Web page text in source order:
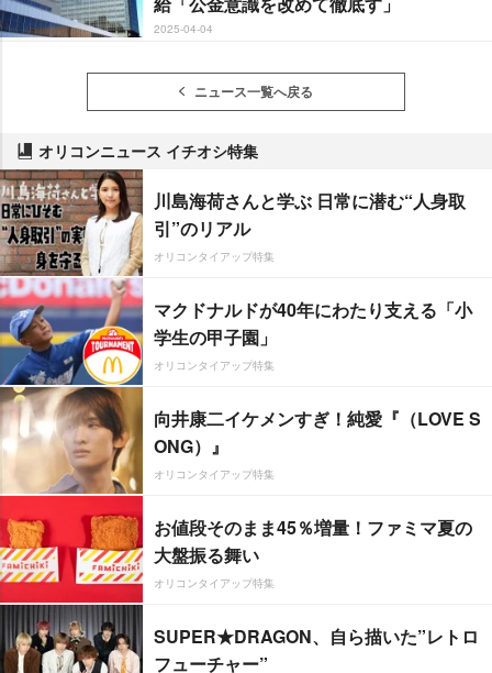
2025-04-04
ニュース一覧へ戻る
オリコンニュース イチオシ特集
川島海荷さんと学ぶ 日常に潜む“人身取
引”のリアル
オリコンタイアップ特集
マクドナルドが40年にわたり支える「小
学生の甲子園」
オリコンタイアップ特集
向井康二イケメンすぎ！純愛『（LOVE S
ONG）』
オリコンタイアップ特集
お値段そのまま45％増量！ファミマ夏の
大盤振る舞い
オリコンタイアップ特集
SUPER★DRAGON、自ら描いた”レトロ
フューチャー”